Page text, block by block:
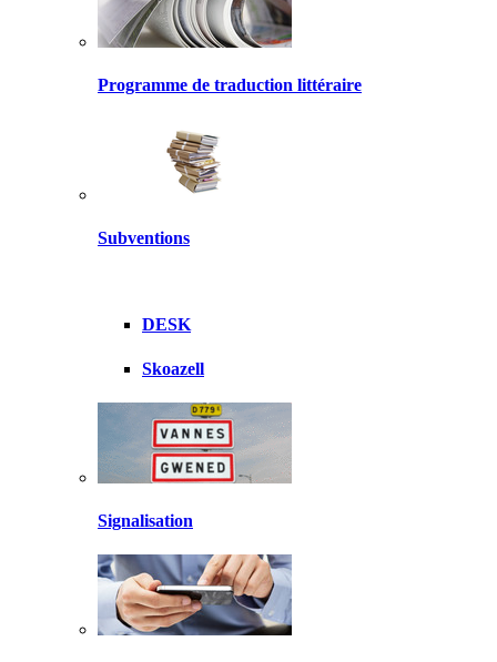
Programme de traduction littéraire
Subventions
DESK
Skoazell
Signalisation